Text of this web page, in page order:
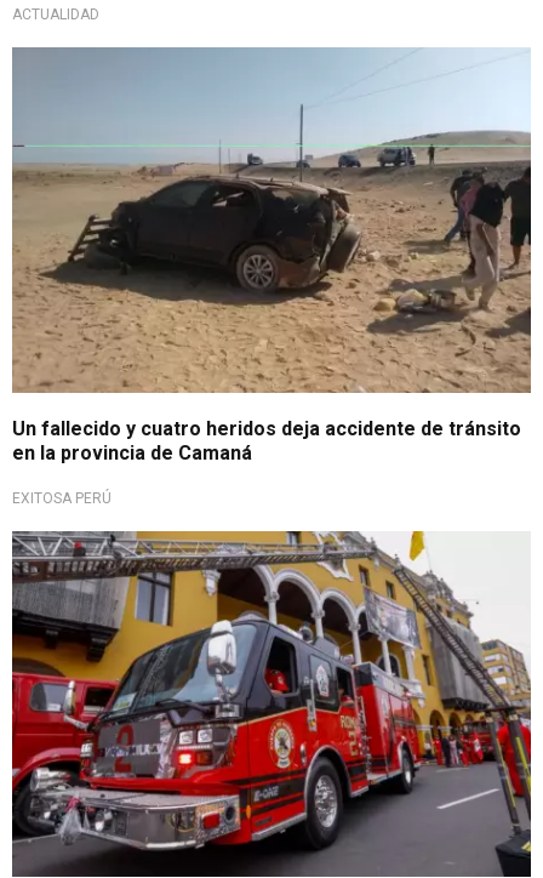
ACTUALIDAD
Un fallecido y cuatro heridos deja accidente de tránsito
en la provincia de Camaná
EXITOSA PERÚ
Entrevista